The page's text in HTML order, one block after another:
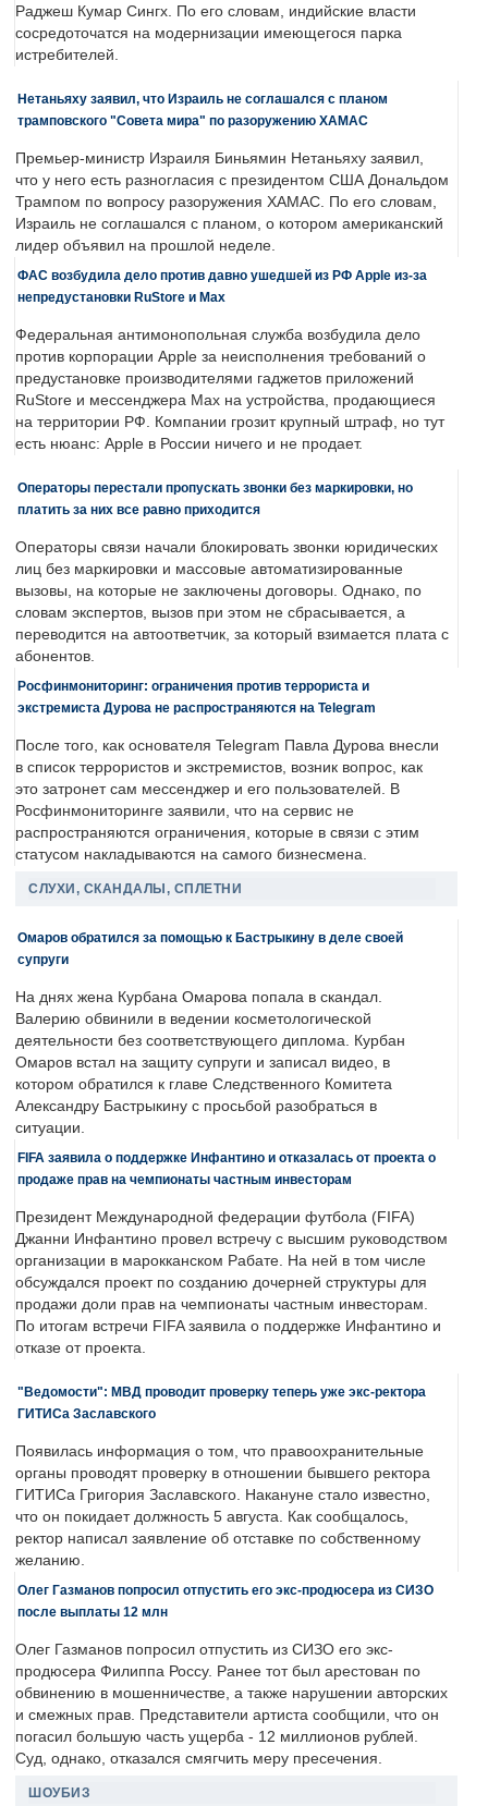
Раджеш Кумар Сингх. По его словам, индийские власти
сосредоточатся на модернизации имеющегося парка
истребителей.
Нетаньяху заявил, что Израиль не соглашался с планом
трамповского "Совета мира" по разоружению ХАМАС
Премьер-министр Израиля Биньямин Нетаньяху заявил,
что у него есть разногласия с президентом США Дональдом
Трампом по вопросу разоружения ХАМАС. По его словам,
Израиль не соглашался с планом, о котором американский
лидер объявил на прошлой неделе.
ФАС возбудила дело против давно ушедшей из РФ Apple из-за
непредустановки RuStore и Max
Федеральная антимонопольная служба возбудила дело
против корпорации Apple за неисполнения требований о
предустановке производителями гаджетов приложений
RuStore и мессенджера Max на устройства, продающиеся
на территории РФ. Компании грозит крупный штраф, но тут
есть нюанс: Apple в России ничего и не продает.
Операторы перестали пропускать звонки без маркировки, но
платить за них все равно приходится
Операторы связи начали блокировать звонки юридических
лиц без маркировки и массовые автоматизированные
вызовы, на которые не заключены договоры. Однако, по
словам экспертов, вызов при этом не сбрасывается, а
переводится на автоответчик, за который взимается плата с
абонентов.
Росфинмониторинг: ограничения против террориста и
экстремиста Дурова не распространяются на Telegram
После того, как основателя Telegram Павла Дурова внесли
в список террористов и экстремистов, возник вопрос, как
это затронет сам мессенджер и его пользователей. В
Росфинмониторинге заявили, что на сервис не
распространяются ограничения, которые в связи с этим
статусом накладываются на самого бизнесмена.
СЛУХИ, СКАНДАЛЫ, СПЛЕТНИ
Омаров обратился за помощью к Бастрыкину в деле своей
супруги
На днях жена Курбана Омарова попала в скандал.
Валерию обвинили в ведении косметологической
деятельности без соответствующего диплома. Курбан
Омаров встал на защиту супруги и записал видео, в
котором обратился к главе Следственного Комитета
Александру Бастрыкину с просьбой разобраться в
ситуации.
FIFA заявила о поддержке Инфантино и отказалась от проекта о
продаже прав на чемпионаты частным инвесторам
Президент Международной федерации футбола (FIFA)
Джанни Инфантино провел встречу с высшим руководством
организации в марокканском Рабате. На ней в том числе
обсуждался проект по созданию дочерней структуры для
продажи доли прав на чемпионаты частным инвесторам.
По итогам встречи FIFA заявила о поддержке Инфантино и
отказе от проекта.
"Ведомости": МВД проводит проверку теперь уже экс-ректора
ГИТИСа Заславского
Появилась информация о том, что правоохранительные
органы проводят проверку в отношении бывшего ректора
ГИТИСа Григория Заславского. Накануне стало известно,
что он покидает должность 5 августа. Как сообщалось,
ректор написал заявление об отставке по собственному
желанию.
Олег Газманов попросил отпустить его экс-продюсера из СИЗО
после выплаты 12 млн
Олег Газманов попросил отпустить из СИЗО его экс-
продюсера Филиппа Россу. Ранее тот был арестован по
обвинению в мошенничестве, а также нарушении авторских
и смежных прав. Представители артиста сообщили, что он
погасил большую часть ущерба - 12 миллионов рублей.
Суд, однако, отказался смягчить меру пресечения.
ШОУБИЗ